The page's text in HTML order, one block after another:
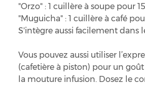
"Orzo" : 1 cuillère à soupe pour
"Muguicha" : 1 cuillère à café
S'intègre aussi facilement dans
Vous pouvez aussi utiliser
(cafetière à piston) pour un
la mouture infusion. Dosez le